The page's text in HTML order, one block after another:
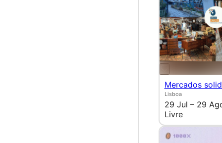
Mercados
Lisboa
29 Jul – 29
Livre